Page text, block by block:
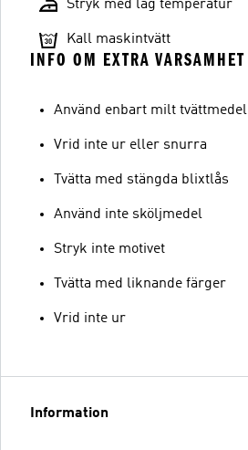
Stryk med låg temperatur
Kall maskintvätt
INFO OM EXTRA VARSAMHET
Använd enbart milt tvättmedel
Vrid inte ur eller snurra
Tvätta med stängda blixtlås
Använd inte sköljmedel
Stryk inte motivet
Tvätta med liknande färger
Vrid inte ur
Information